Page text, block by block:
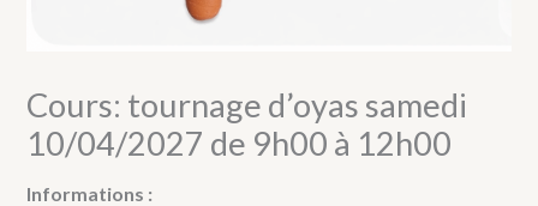
Cours: tournage d’oyas samedi
10/04/2027 de 9h00 à 12h00
Informations :